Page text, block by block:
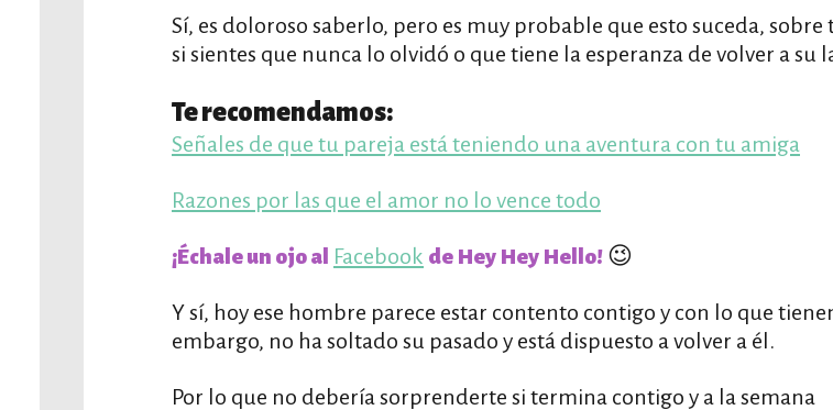
Sí, es doloroso saberlo, pero es muy probable que esto suceda, sobre
si sientes que nunca lo olvidó o que tiene la esperanza de volver a su
Te recomendamos:
Señales de que tu pareja está teniendo una aventura con tu amiga
Razones por las que el amor no lo vence todo
¡Échale un ojo al Facebook de Hey Hey Hello! 😉
Y sí, hoy ese hombre parece estar contento contigo y con lo que
embargo, no ha soltado su pasado y está dispuesto a volver a él.
Por lo que no debería sorprenderte si termina contigo y a la semana